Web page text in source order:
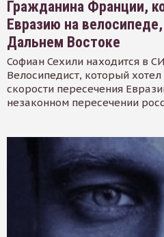
Гражданина Франции,
Евразию на
Дальнем Востоке
Софиан Сехили находится в
Велосипедист, который
скорости пересечения
незаконном пересечении